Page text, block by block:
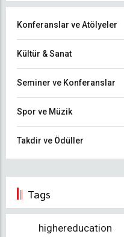
Konferanslar ve Atölyeler
Kültür & Sanat
Seminer ve Konferanslar
Spor ve Müzik
Takdir ve Ödüller
Tags
highereducation